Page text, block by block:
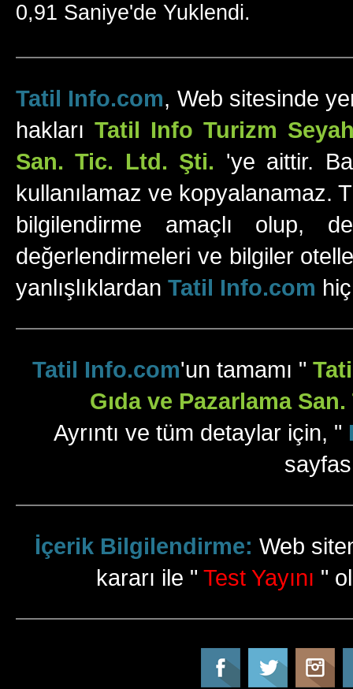
0,91 Saniye'de Yuklendi.
Tatil Info.com, Web sitesinde
hakları Tatil Info Turizm
San. Tic. Ltd. Şti. 'ye aittir.
kullanılamaz ve kopyalanamaz.
bilgilendirme amaçlı olup,
değerlendirmeleri ve bilgiler
yanlışlıklardan Tatil Info.com
Tatil Info.com'un tamamı "
Gıda ve Pazarlama
Ayrıntı ve tüm detaylar için, "
İçerik Bilgilendirme: Web
kararı ile " Test Yayını "